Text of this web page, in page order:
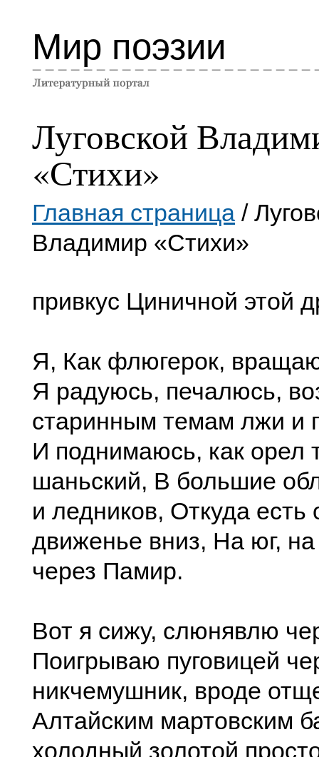
Мир поэзии
Луговской
«Стихи»
Главная страница /
Владимир «Стихи»
привкус Циничной этой
Я, Как флюгерок,
Я радуюсь, печалюсь,
старинным темам лжи и
И поднимаюсь, как орел
шаньский, В большие
и ледников, Откуда есть
движенье вниз, На юг,
через Памир.
Вот я сижу, слюнявлю
Поигрываю пуговицей
никчемушник, вроде
Алтайским мартовским
холодный золотой